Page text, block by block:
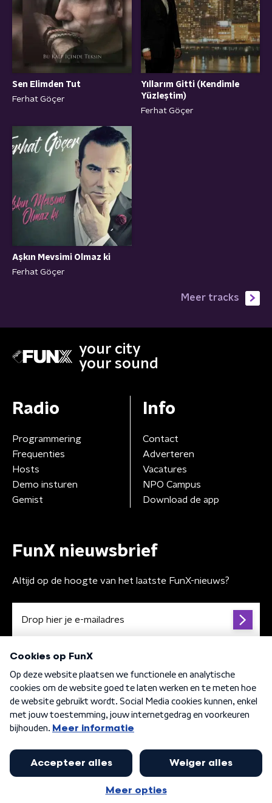
Sen Elimden Tut
Ferhat Göçer
Yıllarım Gitti (Kendimle
Yüzleştim)
Ferhat Göçer
Aşkın Mevsimi Olmaz ki
Ferhat Göçer
Meer tracks
your city
your sound
Radio
Programmering
Frequenties
Hosts
Demo insturen
Gemist
Info
Contact
Adverteren
Vacatures
NPO Campus
Download de app
FunX nieuwsbrief
Altijd op de hoogte van het laatste FunX-nieuws?
Algemene voorwaarden Privacybeleid